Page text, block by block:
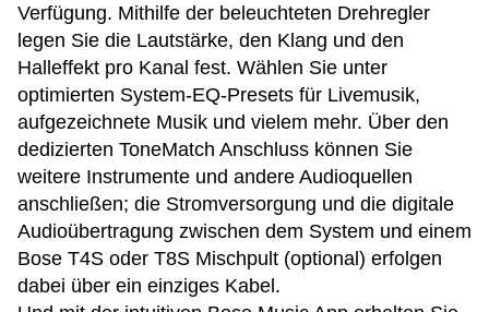
Verfügung. Mithilfe der beleuchteten Drehregler
legen Sie die Lautstärke, den Klang und den
Halleffekt pro Kanal fest. Wählen Sie unter
optimierten System-EQ-Presets für Livemusik,
aufgezeichnete Musik und vielem mehr. Über den
dedizierten ToneMatch Anschluss können Sie
weitere Instrumente und andere Audioquellen
anschließen; die Stromversorgung und die digitale
Audioübertragung zwischen dem System und einem
Bose T4S oder T8S Mischpult (optional) erfolgen
dabei über ein einziges Kabel.